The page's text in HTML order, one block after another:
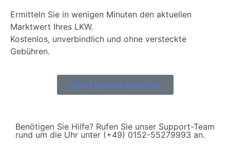
Ermitteln Sie in wenigen Minuten den aktuellen
Marktwert Ihres LKW.
Kostenlos, unverbindlich und ohne versteckte
Gebühren.
Jetzt Fahrzeug bewerten
Benötigen Sie Hilfe? Rufen Sie unser Support-Team
rund um die Uhr unter (+49) 0152-55279993 an.